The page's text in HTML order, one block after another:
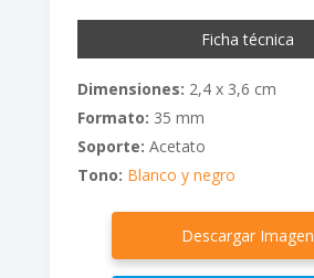
Ficha técnica
Dimensiones: 2,4 x 3,6 cm
Formato: 35 mm
Soporte: Acetato
Tono: Blanco y negro
Descargar Imagen